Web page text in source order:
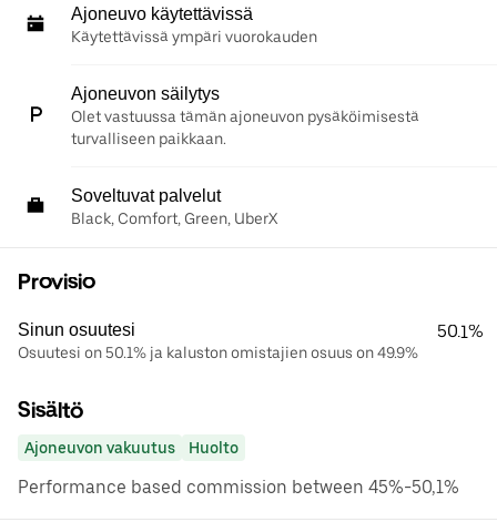
Ajoneuvo käytettävissä
Käytettävissä ympäri vuorokauden
Ajoneuvon säilytys
Olet vastuussa tämän ajoneuvon pysäköimisestä
turvalliseen paikkaan.
Soveltuvat palvelut
Black, Comfort, Green, UberX
Provisio
Sinun osuutesi
Osuutesi on 50.1% ja kaluston omistajien osuus on 49.9%
50.1%
Sisältö
Ajoneuvon vakuutus Huolto
Performance based commission between 45%-50,1%